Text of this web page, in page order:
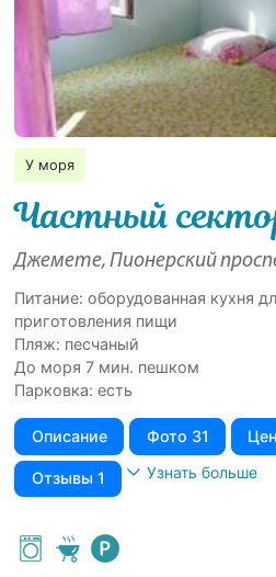
У моря
Частный
Джемете, Пионерский
Питание: оборудованная кухня
приготовления пищи
Пляж: песчаный
До моря 7 мин. пешком
Парковка: есть
Описание Фото 31
Отзывы 1 Узнать больше